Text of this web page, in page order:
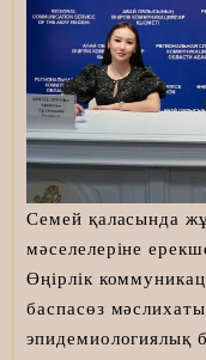
Семей қаласында
мәселелеріне
Өңірлік
баспасөз
эпидемиологиялық